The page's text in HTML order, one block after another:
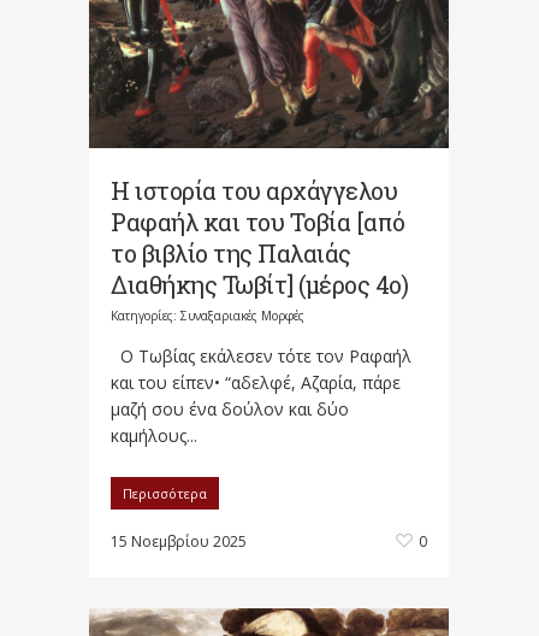
Η ιστορία του αρχάγγελου
Ραφαήλ και του Τοβία [από
το βιβλίο της Παλαιάς
Διαθήκης Τωβίτ] (μέρος 4ο)
Κατηγορίες: Συναξαριακές Μορφές
Ο Τωβίας εκάλεσεν τότε τον Ραφαήλ
και του είπεν• “αδελφέ, Αζαρία, πάρε
μαζή σου ένα δούλον και δύο
καμήλους...
Περισσότερα
15 Νοεμβρίου 2025 0